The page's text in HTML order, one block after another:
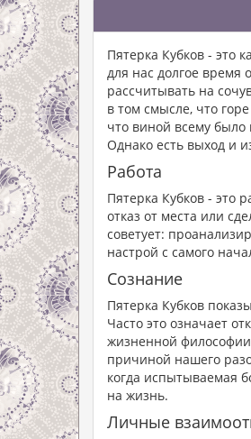
Пятерка Кубков - это
для нас долгое
рассчитывать на
в том смысле, что
что виной всему
Однако есть выход и
Работа
Пятерка Кубков - это
отказ от места или
советует:
настрой с самого
Сознание
Пятерка Кубков
Часто это означает
жизненной
причиной нашего
когда испытываемая
на жизнь.
Личные